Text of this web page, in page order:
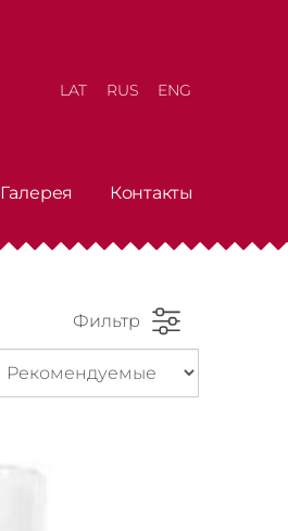
Галерея Контакты
LAT RUS ENG
Фильтр